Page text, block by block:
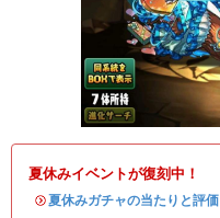
夏休みイベントが復刻中！
・夏休みガチャの当たりと評価